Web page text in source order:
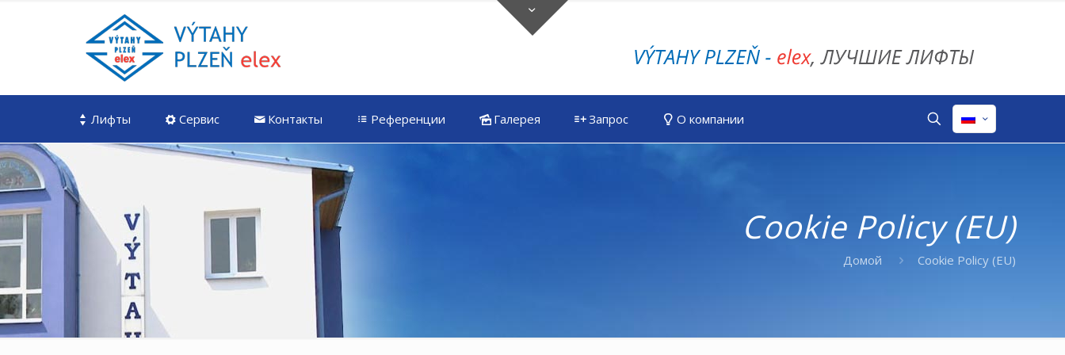
Лифты Сервис Контакты Референции Галерея Запрос О компании
Cookie Policy (EU)
Домой Cookie Policy (EU)